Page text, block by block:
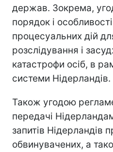
держав. Зокрема,
порядок і
процесуальних дій
розслідування і
катастрофи осіб, в
системи Нідерландів.
Також угодою
передачі
запитів Нідерландів
обвинувачених, а